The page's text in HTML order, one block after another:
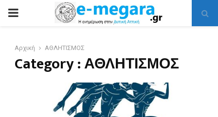
PRIMARY
Αρχική ΑΘΛΗΤΙΣΜΟΣ
Category : ΑΘΛΗΤΙΣΜΟΣ